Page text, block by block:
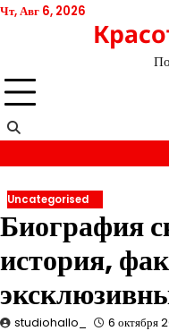
Перейти
Чт, Авг 6, 2026
Uncategorised
Биография
история,
studiohallo_ 6 октября